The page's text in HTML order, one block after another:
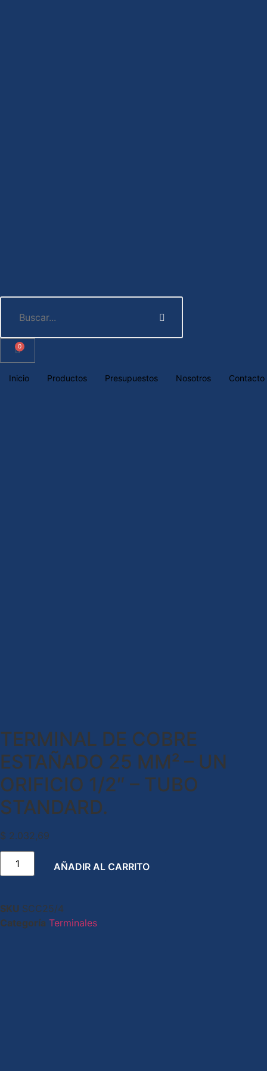
0
Inicio Productos Presupuestos Nosotros Contacto
TERMINAL DE COBRE
ESTAÑADO 25 MM² – UN
ORIFICIO 1/2″ – TUBO
STANDARD.
$ 2.032,69
AÑADIR AL CARRITO
SKU SCC25/4
Categoría Terminales